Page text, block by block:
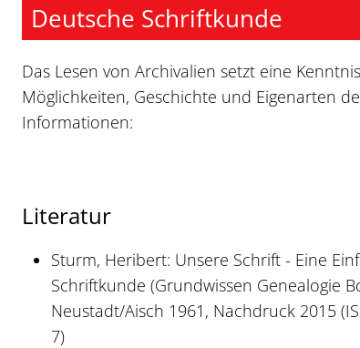
Deutsche Schriftkunde
Das Lesen von Archivalien setzt eine
Möglichkeiten, Geschichte und Eigenarten
Informationen:
Literatur
Sturm, Heribert: Unsere Schrift - Eine
Schriftkunde (Grundwissen Genealogie
Neustadt/Aisch 1961, Nachdruck 2015
7)